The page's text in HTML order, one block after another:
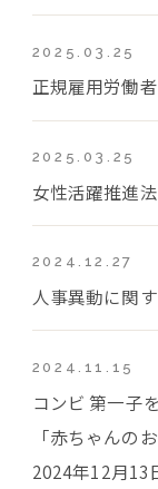
2025.03.25
正規雇用労働
2025.03.25
女性活躍推進
2024.12.27
人事異動に関
2024.11.15
コンビ 第一子
「赤ちゃんの
2024年12月13